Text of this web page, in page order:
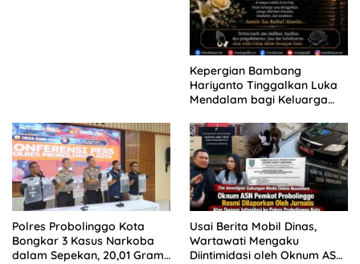
Kepergian Bambang
Hariyanto Tinggalkan Luka
Mendalam bagi Keluarga
Polres Probolinggo Kota
Bongkar 3 Kasus Narkoba
dalam Sepekan, 20,01 Gram
Usai Berita Mobil Dinas,
Wartawati Mengaku
Diintimidasi oleh Oknum ASN